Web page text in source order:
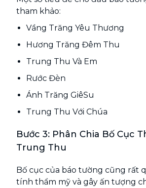
tham khảo:
Vầng Trăng Yêu Thương
Hương Trăng Đêm Thu
Trung Thu Và Em
Rước Đèn
Ánh Trăng GiêSu
Trung Thu Với Chúa
Bước 3: Phân Chia Bố Cục
Trung Thu
Bố cục của báo tường cũng rất
tính thẩm mỹ và gây ấn tượng